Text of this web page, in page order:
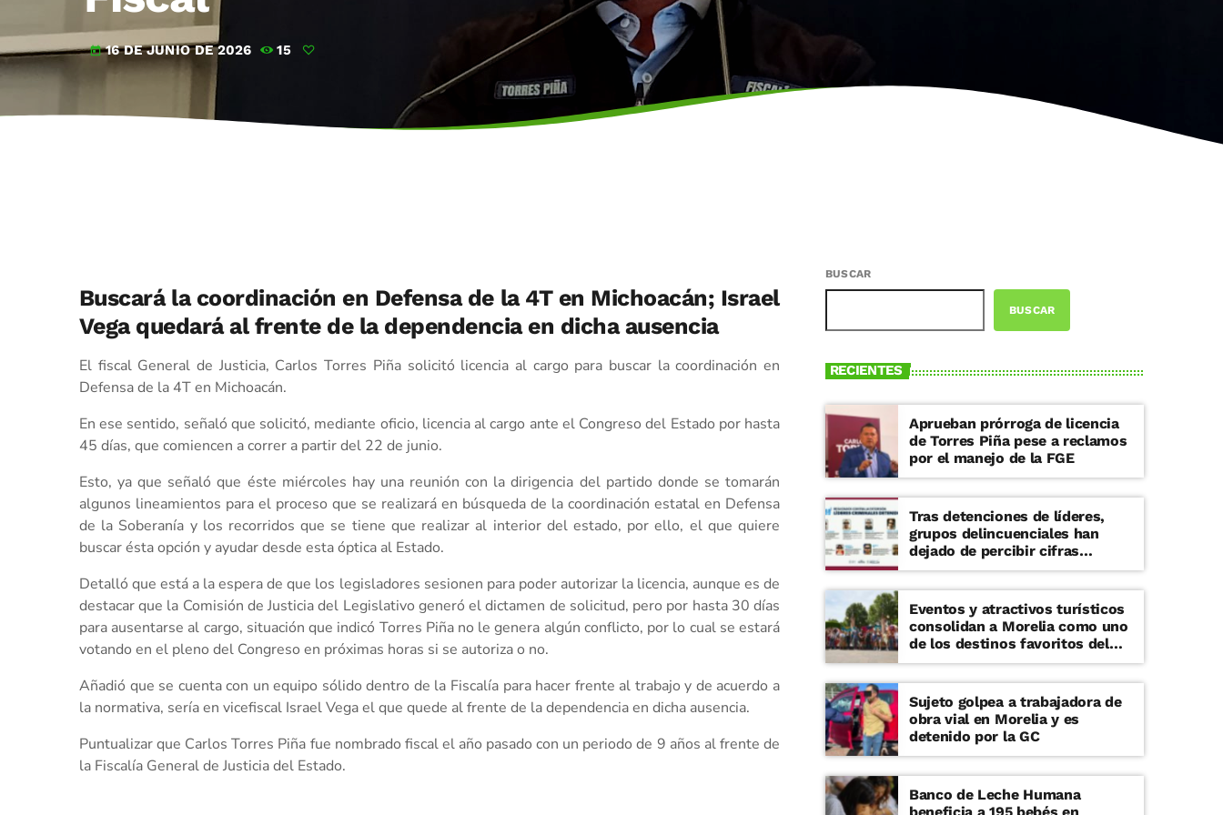
today 16 DE JUNIO DE 2026 15
Buscará la coordinación en Defensa de la 4T en Michoacán; Israel
Vega quedará al frente de la dependencia en dicha ausencia
El fiscal General de Justicia, Carlos Torres Piña solicitó licencia al cargo para buscar la coordinación en
Defensa de la 4T en Michoacán.
En ese sentido, señaló que solicitó, mediante oficio, licencia al cargo ante el Congreso del Estado por hasta
45 días, que comiencen a correr a partir del 22 de junio.
Esto, ya que señaló que éste miércoles hay una reunión con la dirigencia del partido donde se tomarán
algunos lineamientos para el proceso que se realizará en búsqueda de la coordinación estatal en Defensa
de la Soberanía y los recorridos que se tiene que realizar al interior del estado, por ello, el que quiere
buscar ésta opción y ayudar desde esta óptica al Estado.
Detalló que está a la espera de que los legisladores sesionen para poder autorizar la licencia, aunque es de
destacar que la Comisión de Justicia del Legislativo generó el dictamen de solicitud, pero por hasta 30 días
para ausentarse al cargo, situación que indicó Torres Piña no le genera algún conflicto, por lo cual se estará
votando en el pleno del Congreso en próximas horas si se autoriza o no.
Añadió que se cuenta con un equipo sólido dentro de la Fiscalía para hacer frente al trabajo y de acuerdo a
la normativa, sería en vicefiscal Israel Vega el que quede al frente de la dependencia en dicha ausencia.
Puntualizar que Carlos Torres Piña fue nombrado fiscal el año pasado con un periodo de 9 años al frente de
la Fiscalía General de Justicia del Estado.
BUSCAR
BUSCAR
RECIENTES
Aprueban prórroga de licencia
de Torres Piña pese a reclamos
por el manejo de la FGE
Tras detenciones de líderes,
grupos delincuenciales han
dejado de percibir cifras
millonarias
Eventos y atractivos turísticos
consolidan a Morelia como uno
de los destinos favoritos del
verano
Sujeto golpea a trabajadora de
obra vial en Morelia y es
detenido por la GC
Banco de Leche Humana